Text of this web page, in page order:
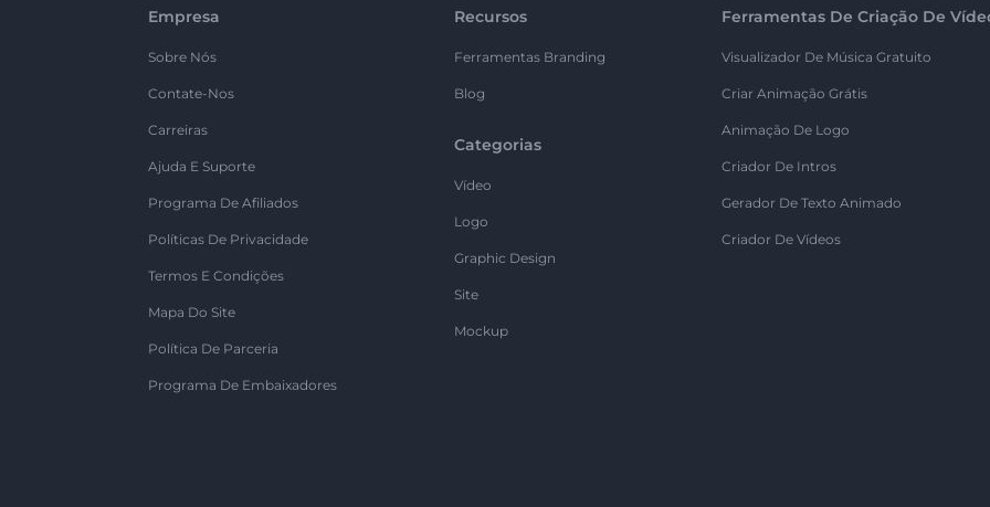
Empresa
Sobre Nós
Contate-Nos
Carreiras
Ajuda E Suporte
Programa De Afiliados
Políticas De Privacidade
Termos E Condições
Mapa Do Site
Política De Parceria
Programa De Embaixadores
Recursos
Ferramentas Branding
Blog
Categorias
Vídeo
Logo
Graphic Design
Site
Mockup
Ferramentas De Criação De
Visualizador De Música Gratuito
Criar Animação Grátis
Animação De Logo
Criador De Intros
Gerador De Texto Animado
Criador De Vídeos